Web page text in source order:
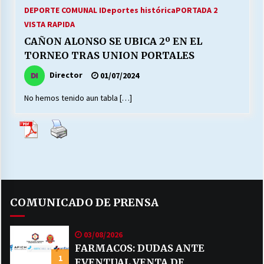
LABORAL:
13/07/2026
25/06/2026
16/06/2026
MUNICIPALIDADES, HONORARIOS, DESPIDOS
28/05/2026
DEPORTE COMUNAL IDeportes históricaPORTADA 2
VISTA RAPIDA
CAÑON ALONSO SE UBICA 2º EN EL
TORNEO TRAS UNION PORTALES
Director 01/07/2024
No hemos tenido aun tabla […]
COMUNICADO DE PRENSA
1
03/08/2026
FARMACOS: DUDAS ANTE